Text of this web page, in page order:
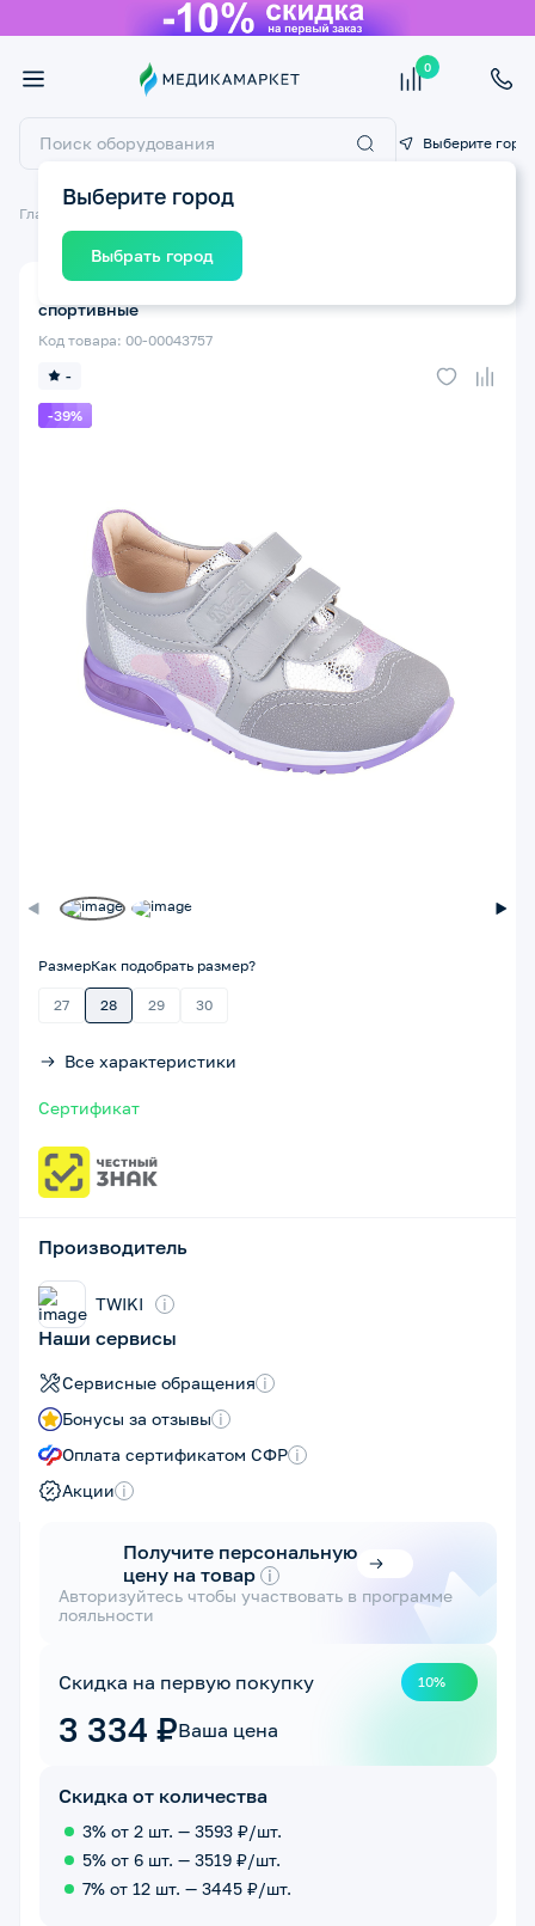
0
Выберите город
Выберите город
Выбрать город
Главная Ортопедические изделия
-39%
-
Код товара: 00-00043757
спортивные
РазмерКак подобрать размер?
27 28 29 30
Все характеристики
Сертификат
Производитель
TWIKI i
Наши сервисы
Сервисные обращения i
Бонусы за отзывы i
Оплата сертификатом СФР i
Акции i
Получите персональную
цену на товар i
Авторизуйтесь чтобы участвовать в программе
лояльности
Скидка на первую покупку 10%
3 334 ₽Ваша цена
Скидка от количества
3% от 2 шт. — 3593 ₽/шт.
5% от 6 шт. — 3519 ₽/шт.
7% от 12 шт. — 3445 ₽/шт.